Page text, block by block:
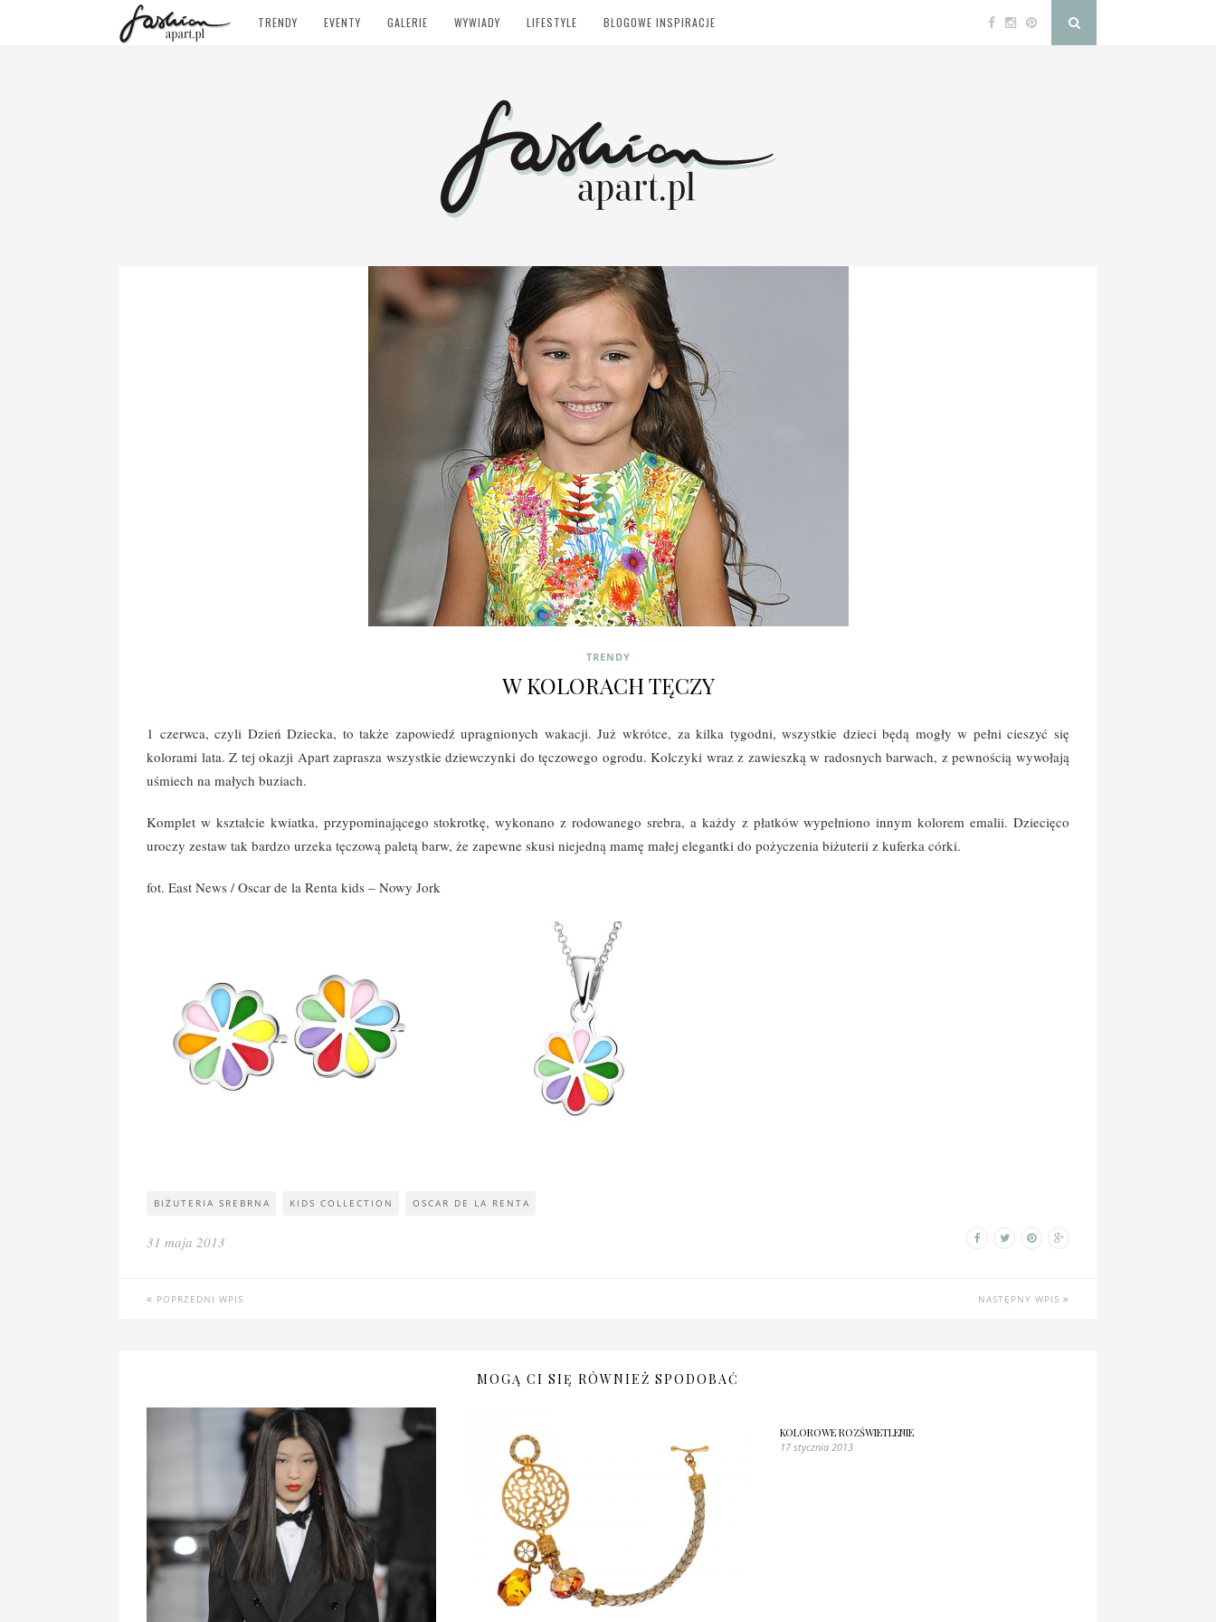
TRENDY EVENTY GALERIE WYWIADY LIFESTYLE BLOGOWE INSPIRACJE
TRENDY
W KOLORACH TĘCZY
1 czerwca, czyli Dzień Dziecka, to także zapowiedź upragnionych wakacji. Już wkrótce, za kilka tygodni, wszystkie dzieci będą mogły w pełni cieszyć się
kolorami lata.Z tej okazji Apart zaprasza wszystkie dziewczynki do tęczowego ogrodu. Kolczyki wraz z zawieszką w radosnych barwach, z pewnością wywołają
uśmiech na małych buziach.
Komplet w kształcie kwiatka, przypominającego stokrotkę, wykonano z rodowanego srebra, a każdy z płatków wypełniono innym kolorem emalii. Dziecięco
uroczy zestaw tak bardzo urzeka tęczową paletą barw, że zapewne skusi niejedną mamę małej elegantki do pożyczenia biżuterii z kuferka córki.
fot. East News / Oscar de la Renta kids – Nowy Jork
BIŻUTERIA SREBRNA KIDS COLLECTION OSCAR DE LA RENTA
31 maja 2013
POPRZEDNI WPIS NASTĘPNY WPIS
MOGĄ CI SIĘ RÓWNIEŻ SPODOBAĆ
KOLOROWE ROZŚWIETLENIE
17 stycznia 2013